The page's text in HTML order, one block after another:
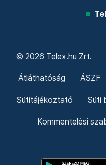
© 2026 Telex.hu Zrt.
Átláthatóság ÁSZF
Sütitájékoztató Süti
Kommentelési